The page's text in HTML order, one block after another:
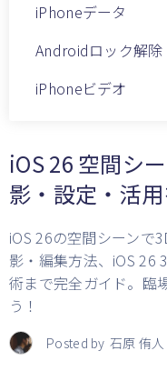
iPhoneデータ
Androidロック解除
iPhoneビデオ
iOS 26 空間シ
影・設定・活
iOS 26の空間シーンで
影・編集方法、iOS 26
術まで完全ガイド。臨
う！
Posted by 石原 侑人